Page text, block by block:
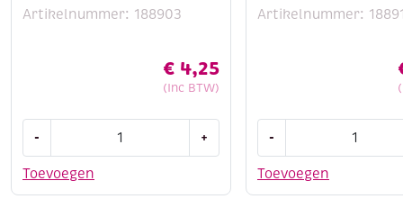
Artikelnummer: 188903
€ 4,25
(Inc BTW)
Toevoegen
-
acrylmarker
+
Artikelnummer:
Toevoegen
-
acrylmarker